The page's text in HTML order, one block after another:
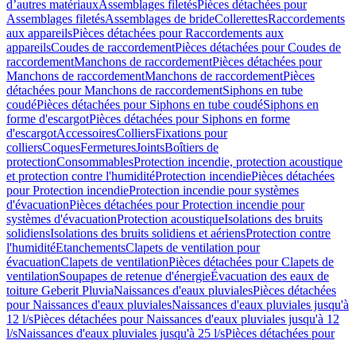
d’autres matériauxAssemblages filetésPièces détachées pour
Assemblages filetésAssemblages de brideCollerettesRaccordements
aux appareilsPièces détachées pour Raccordements aux
appareilsCoudes de raccordementPièces détachées pour Coudes de
raccordementManchons de raccordementPièces détachées pour
Manchons de raccordementManchons de raccordementPièces
détachées pour Manchons de raccordementSiphons en tube
coudéPièces détachées pour Siphons en tube coudéSiphons en
forme d'escargotPièces détachées pour Siphons en forme
d'escargotAccessoiresColliersFixations pour
colliersCoquesFermeturesJointsBoîtiers de
protectionConsommablesProtection incendie, protection acoustique
et protection contre l'humiditéProtection incendiePièces détachées
pour Protection incendieProtection incendie pour systèmes
d'évacuationPièces détachées pour Protection incendie pour
systèmes d'évacuationProtection acoustiqueIsolations des bruits
solidiensIsolations des bruits solidiens et aériensProtection contre
l'humiditéEtanchementsClapets de ventilation pour
évacuationClapets de ventilationPièces détachées pour Clapets de
ventilationSoupapes de retenue d'énergieÉvacuation des eaux de
toiture Geberit PluviaNaissances d'eaux pluvialesPièces détachées
pour Naissances d'eaux pluvialesNaissances d'eaux pluviales jusqu'à
12 l/sPièces détachées pour Naissances d'eaux pluviales jusqu'à 12
l/sNaissances d'eaux pluviales jusqu'à 25 l/sPièces détachées pour